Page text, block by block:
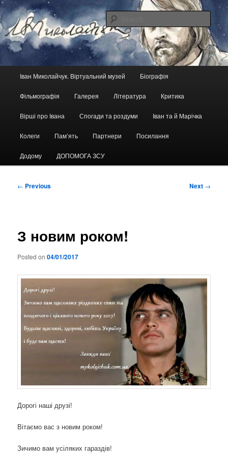
Skip
to
primary
contentІван Миколайчук. Віртуальний
музей
український кіноактор, кінорежисер, сценарист
Іван Миколайчук. Віртуальний музей Біографія
Фільмографія Галерея Література Критика
Вірші про Івана Спогади та роздуми Іван та й Марічка
Колеги Пам’ять Партнери Посилання
Додому ДОПОМОГА ЗСУ
Post
← Previous Next →
З новим роком!
Posted on04/01/2017
Дорогі наші друзі!
Вітаємо вас з новим роком!
Зичимо вам усіляких гараздів!